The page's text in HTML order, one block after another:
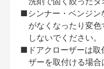
■シンナー・ベンジン
がなくなったり変
しないでください。
■ドアクローザーは取
ザーを取付ける場